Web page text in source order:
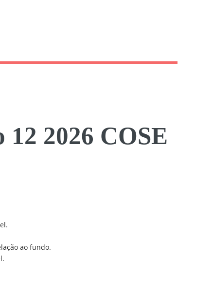
2026 COSE
ao fundo.